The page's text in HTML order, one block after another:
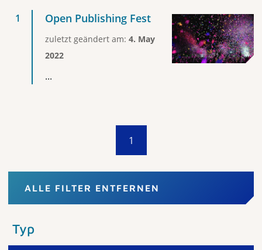
Open Publishing Fest
zuletzt geändert am: 4. May
2022
...
1
ALLE FILTER ENTFERNEN
Typ